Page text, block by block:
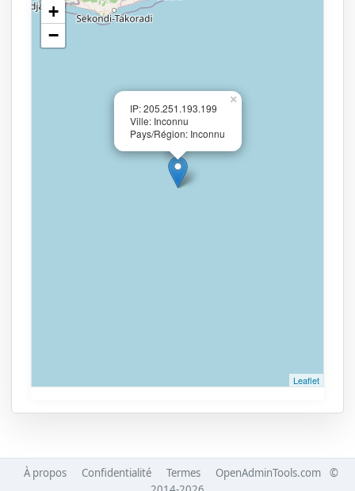
IP: 205.251.193.199
Ville: Inconnu
Pays/Région: Inconnu
×
+
−
Leaflet
À propos Confidentialité Termes OpenAdminTools.com
©